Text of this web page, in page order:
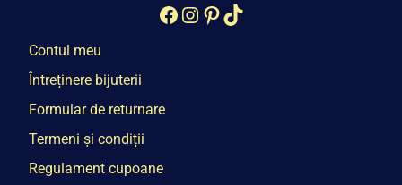
Facebook
Instagram
Pinterest
TikTok
Contul meu
Întreținere bijuterii
Formular de returnare
Termeni și condiții
Regulament cupoane